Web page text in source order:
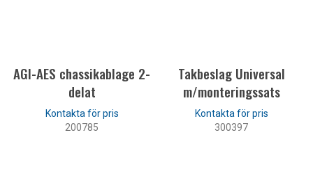
AGI-AES chassikablage 2-
delat
200785
Takbeslag Universal
m/monteringssats
300397